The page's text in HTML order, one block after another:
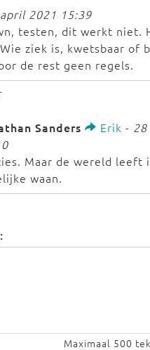
2021 15:39
testen, dit werkt niet.
ziek is, kwetsbaar of
de rest geen regels.
Sanders Erik -
Maar de wereld leeft
waan.
Maximaal 500